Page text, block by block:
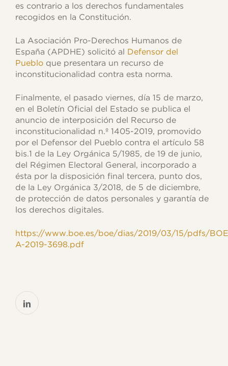
es contrario a los derechos fundamentales
recogidos en la Constitución.
La Asociación Pro-Derechos Humanos de
España (APDHE) solicitó al Defensor del
Pueblo que presentara un recurso de
inconstitucionalidad contra esta norma.
Finalmente, el pasado viernes, día 15 de marzo,
en el Boletín Oficial del Estado se publica el
anuncio de interposición del Recurso de
inconstitucionalidad n.º 1405-2019, promovido
por el Defensor del Pueblo contra el artículo 58
bis.1 de la Ley Orgánica 5/1985, de 19 de junio,
del Régimen Electoral General, incorporado a
ésta por la disposición final tercera, punto dos,
de la Ley Orgánica 3/2018, de 5 de diciembre,
de protección de datos personales y garantía de
los derechos digitales.
https://www.boe.es/boe/dias/2019/03/15/pdfs/
A-2019-3698.pdf